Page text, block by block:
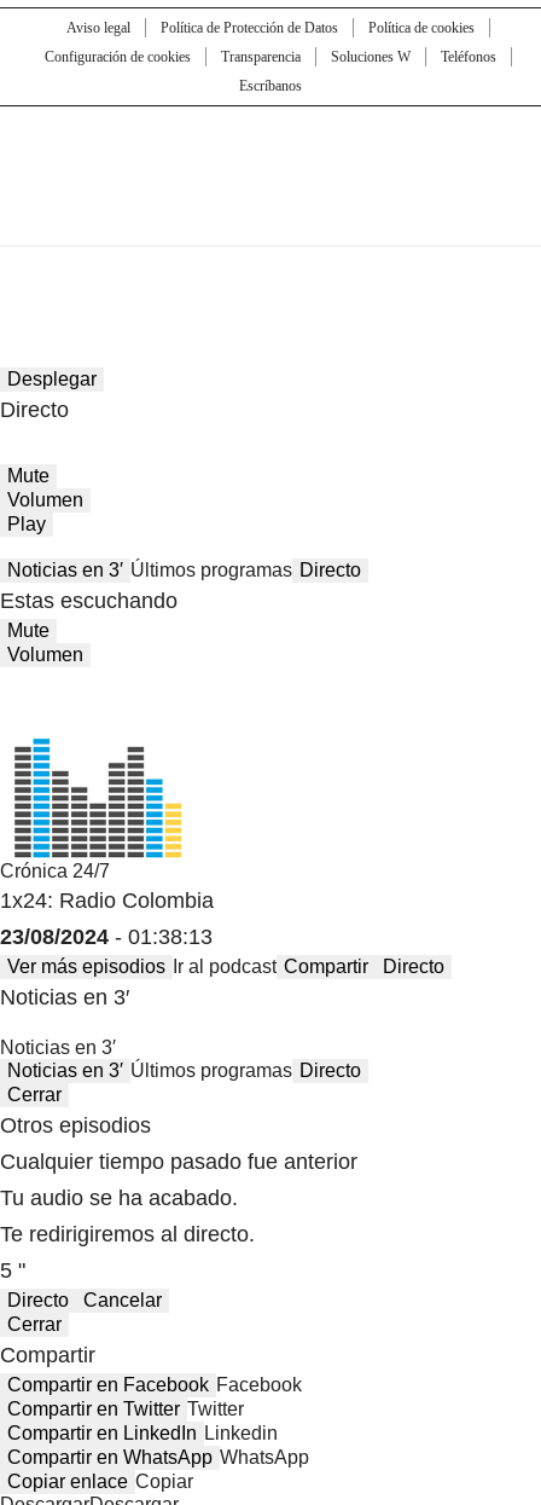
Aviso legal Política de Protección de Datos
Política de cookies
Configuración de cookies
Transparencia Soluciones W
Teléfonos
Escríbanos
Desplegar
Directo
Mute
Volumen
Play
Noticias en 3′ Últimos programas Directo
Estas escuchando
Mute
Volumen
Crónica 24/7
1x24: Radio Colombia
23/08/2024 - 01:38:13
Ver más episodios Ir al podcast Compartir Directo
Noticias en 3′
Noticias en 3′
Noticias en 3′ Últimos programas Directo
Cerrar
Otros episodios
Cualquier tiempo pasado fue anterior
Tu audio se ha acabado.
Te redirigiremos al directo.
5 "
Directo
Cancelar
Cerrar
Compartir
Compartir en Facebook Facebook
Compartir en Twitter Twitter
Compartir en LinkedIn Linkedin
Compartir en WhatsApp WhatsApp
Copiar enlace Copiar